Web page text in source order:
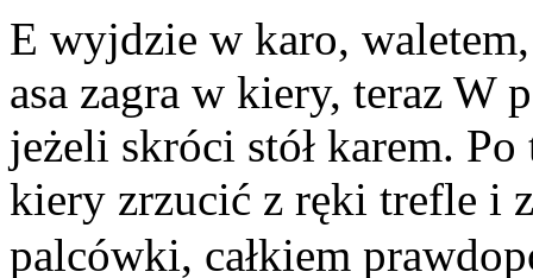
E wyjdzie w karo,
asa zagra w kiery, teraz
jeżeli skróci stół karem.
kiery zrzucić z ręki trefle i
palcówki, całkiem